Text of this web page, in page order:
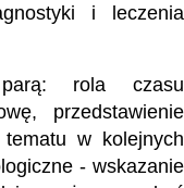
i leczenia
rola czasu
przedstawienie
w kolejnych
- wskazanie